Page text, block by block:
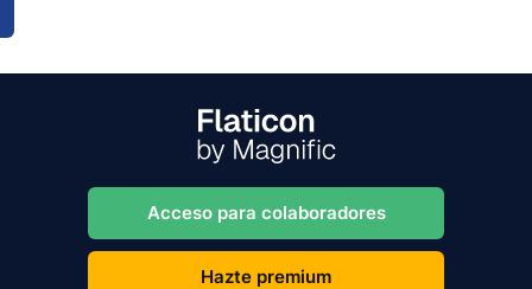
Acceso para colaboradores
Hazte premium